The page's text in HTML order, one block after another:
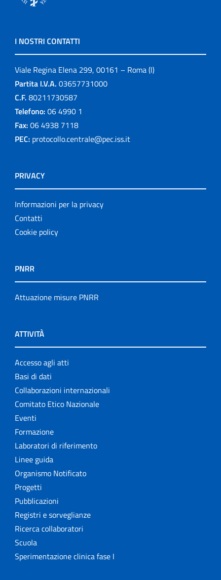
I NOSTRI CONTATTI
Viale Regina Elena 299, 00161 – Roma (I)
Partita I.V.A. 03657731000
C.F. 80211730587
Telefono: 06 4990 1
Fax: 06 4938 7118
PEC: protocollo.centrale@pec.iss.it
PRIVACY
Informazioni per la privacy
Contatti
Cookie policy
PNRR
Attuazione misure PNRR
ATTIVITÀ
Accesso agli atti
Basi di dati
Collaborazioni internazionali
Comitato Etico Nazionale
Eventi
Formazione
Laboratori di riferimento
Linee guida
Organismo Notificato
Progetti
Pubblicazioni
Registri e sorveglianze
Ricerca collaboratori
Scuola
Sperimentazione clinica fase I